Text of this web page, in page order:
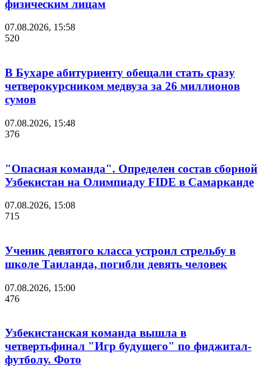
физическим лицам
07.08.2026, 15:58
520
В Бухаре абитуриенту обещали стать сразу
четверокурсником медвуза за 26 миллионов
сумов
07.08.2026, 15:48
376
"Опасная команда". Определен состав сборной
Узбекистан на Олимпиаду FIDE в Самарканде
07.08.2026, 15:08
715
Ученик девятого класса устроил стрельбу в
школе Таиланда, погибли девять человек
07.08.2026, 15:00
476
Узбекистанская команда вышла в
четвертьфинал "Игр будущего" по фиджитал-
футболу. Фото